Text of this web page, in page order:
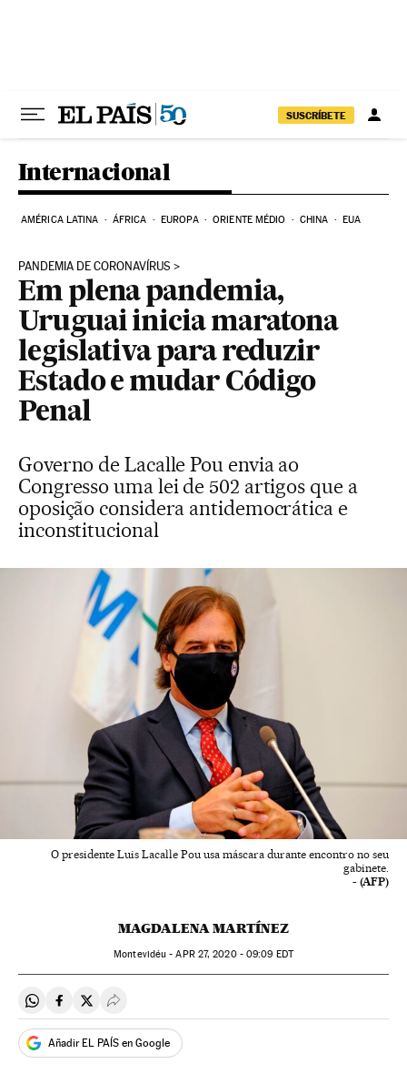
SUSCRÍBETE
Internacional
AMÉRICA LATINA ÁFRICA EUROPA ORIENTE MÉDIO CHINA EUA
PANDEMIA DE CORONAVÍRUS
Em plena pandemia,
Uruguai inicia maratona
legislativa para reduzir
Estado e mudar Código
Penal
Governo de Lacalle Pou envia ao
Congresso uma lei de 502 artigos que a
oposição considera antidemocrática e
inconstitucional
O presidente Luis Lacalle Pou usa máscara durante encontro no seu
gabinete.
- (AFP)
MAGDALENA MARTÍNEZ
Montevidéu -APR27, 2020 - 09:09 EDT
Compartir en Whatsapp
Compartir en Facebook
Compartir en Twitter
Desplegar Redes Sociales
Añadir EL PAÍS en Google